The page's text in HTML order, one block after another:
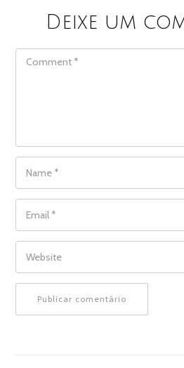
Deixe um